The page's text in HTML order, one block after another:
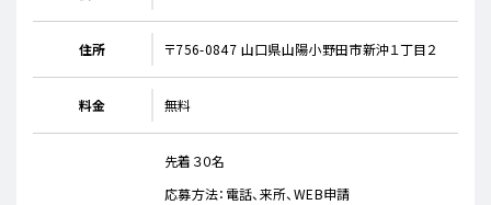
住所 〒756-0847 山口県山陽小野田市新沖１丁目２
料金 無料
先着３０名
応募方法：電話、来所、WEB申請